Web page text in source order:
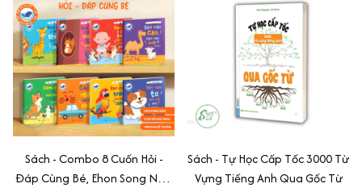
Sách - Combo 8 Cuốn Hỏi -
Đáp Cùng Bé, Ehon Song Ngữ
Sách - Tự Học Cấp Tốc 3000 Từ
Vựng Tiếng Anh Qua Gốc Từ